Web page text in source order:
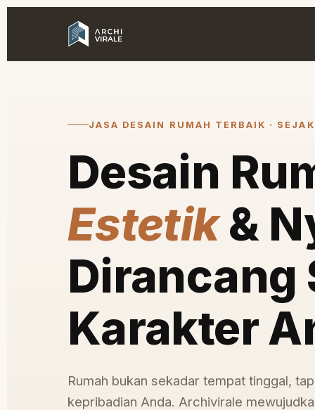
JASA DESAIN RUMAH TERBAIK ·
Desain
Estetik&
Dirancang
Karakter
Rumah bukan sekadar tempat tinggal,
kepribadian Anda. Archivirale